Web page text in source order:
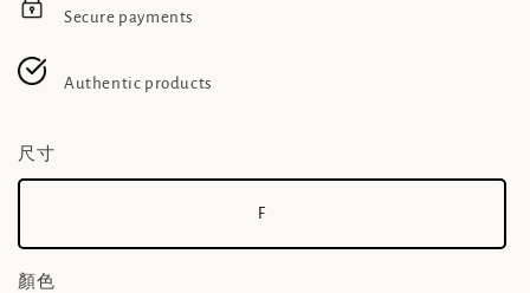
Secure payments
Authentic products
尺寸
F
顏色